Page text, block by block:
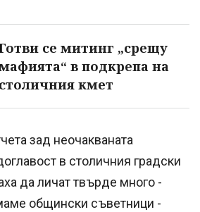
се митинг „срещу
в подкрепа на
столичния кмет
зад неочакваната
в столичния градски
да личат твърде много -
общински съветници -